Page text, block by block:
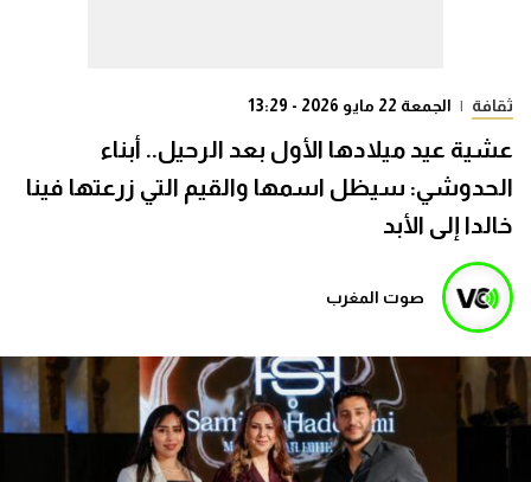
ثقافة | الجمعة 22 مايو 2026 - 13:29
عشية عيد ميلادها الأول بعد الرحيل.. أبناء
الحدوشي: سيظل اسمها والقيم التي زرعتها فينا
خالدا إلى الأبد
صوت المغرب